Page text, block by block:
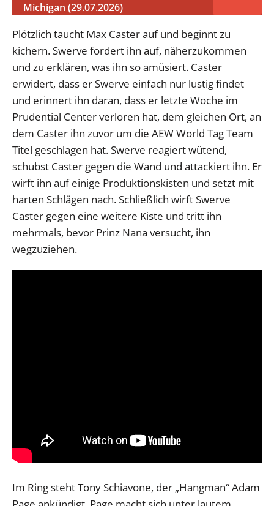
Michigan (29.07.2026)
Plötzlich taucht Max Caster auf und beginnt zu
kichern. Swerve fordert ihn auf, näherzukommen
und zu erklären, was ihn so amüsiert. Caster
erwidert, dass er Swerve einfach nur lustig findet
und erinnert ihn daran, dass er letzte Woche im
Prudential Center verloren hat, dem gleichen Ort, an
dem Caster ihn zuvor um die AEW World Tag Team
Titel geschlagen hat. Swerve reagiert wütend,
schubst Caster gegen die Wand und attackiert ihn. Er
wirft ihn auf einige Produktionskisten und setzt mit
harten Schlägen nach. Schließlich wirft Swerve
Caster gegen eine weitere Kiste und tritt ihn
mehrmals, bevor Prinz Nana versucht, ihn
wegzuziehen.
Im Ring steht Tony Schiavone, der „Hangman“ Adam